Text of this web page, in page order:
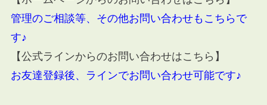
管理のご相談等、その他お問い合わせもこちらで
す♪
【公式ラインからのお問い合わせはこちら】
お友達登録後、ラインでお問い合わせ可能です♪